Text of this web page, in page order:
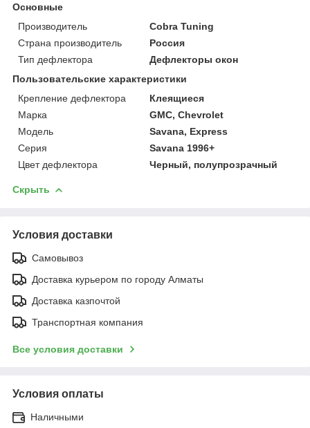
Основные
Производитель
Cobra Tuning
Страна производитель
Россия
Тип дефлектора
Дефлекторы окон
Пользовательские характеристики
Крепление дефлектора
Клеящиеся
Марка
GMC, Chevrolet
Модель
Savana, Express
Серия
Savana 1996+
Цвет дефлектора
Черный, полупрозрачный
Скрыть
Условия доставки
Самовывоз
Доставка курьером по городу Алматы
Доставка казпочтой
Транспортная компания
Все условия доставки
Условия оплаты
Наличными